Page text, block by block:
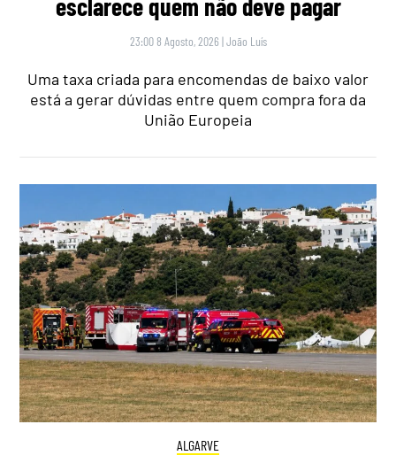
esclarece quem não deve pagar
23:00 8 Agosto, 2026 |João Luís
Uma taxa criada para encomendas de baixo valor
está a gerar dúvidas entre quem compra fora da
União Europeia
ALGARVE